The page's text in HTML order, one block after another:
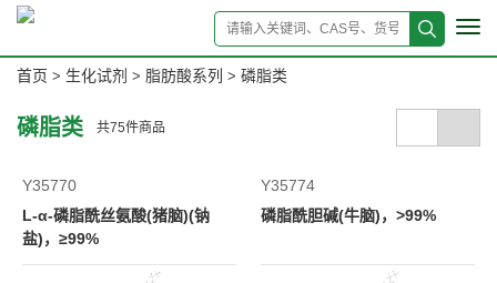
首页 > 生化试剂 > 脂肪酸系列 > 磷脂类
磷脂类 共75件商品
Y35770
L-α-磷脂酰丝氨酸(猪脑)(钠
盐)，≥99%
Y35774
磷脂酰胆碱(牛脑)，>99%